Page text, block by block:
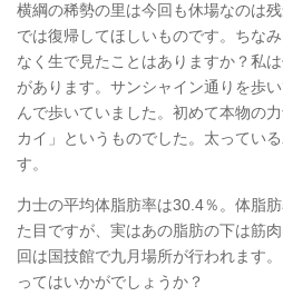
横綱の稀勢の里は今回も休場なのは
では復帰してほしいものです。ちな
なく生で見たことはありますか？私
があります。サンシャイン通りを歩
んで歩いていました。初めて本物の
カイ」というものでした。太ってい
す。
力士の平均体脂肪率は30.4％。体脂
た目ですが、実はあの脂肪の下は筋
回は国技館で九月場所が行われます
ってはいかがでしょうか？